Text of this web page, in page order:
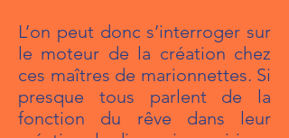
L’on peut donc s’interroger sur
le moteur de la création chez
ces maîtres de marionnettes. Si
presque tous parlent de la
fonction du rêve dans leur